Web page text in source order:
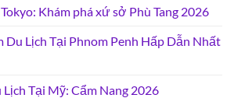
Khám phá xứ sở Phù Tang 2026
Du Lịch Tại Phnom Penh Hấp Dẫn Nhất
Tại Mỹ: Cẩm Nang 2026